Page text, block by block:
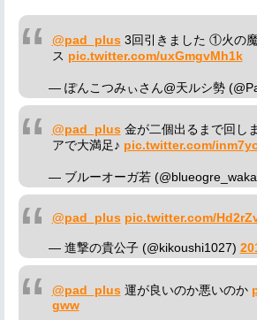
@pad_plus3回引きました ①火の
ス pic.twitter.com/uxGmgvMh1k
— ぽんこつみぃさん@天ルシ勢
@pad_plus金が二個出るまで回し
アで大満足♪ pic.twitter.com/
— ブルーオーガ若
@pad_plus pic.twitter.com/
— 進撃の貴公子 (@kikoushi1027)
@pad_plus運が良いのか悪いのか
gww